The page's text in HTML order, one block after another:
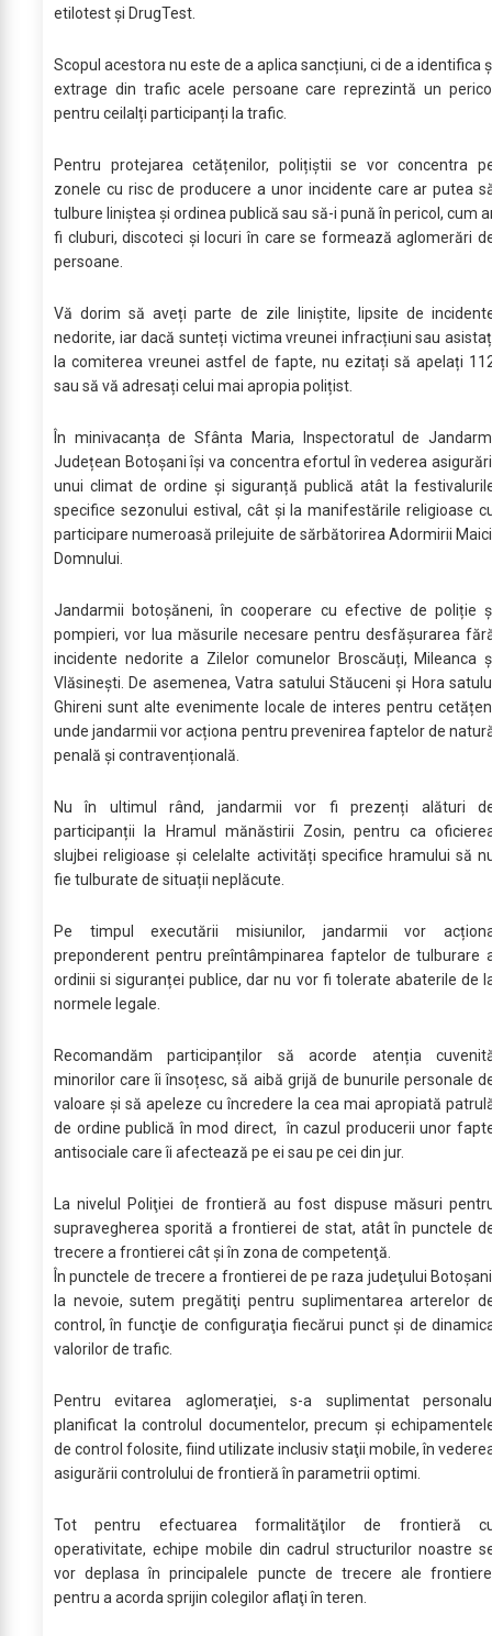
etilotest și DrugTest.
Scopul acestora nu este de a aplica sancțiuni, ci de a identifica
extrage din trafic acele persoane care reprezintă un
pentru ceilalți participanți la trafic.
Pentru protejarea cetățenilor, polițiștii se vor concentra
zonele cu risc de producere a unor incidente care ar putea
tulbure liniștea și ordinea publică sau să-i pună în pericol, cum
fi cluburi, discoteci și locuri în care se formează aglomerări
persoane.
Vă dorim să aveți parte de zile liniștite, lipsite de
nedorite, iar dacă sunteți victima vreunei infracțiuni sau
la comiterea vreunei astfel de fapte, nu ezitați să apelați
sau să vă adresați celui mai apropia polițist.
În minivacanța de Sfânta Maria, Inspectoratul de
Județean Botoșani își va concentra efortul în vederea
unui climat de ordine și siguranță publică atât la
specifice sezonului estival, cât și la manifestările religioase
participare numeroasă prilejuite de sărbătorirea Adormirii
Domnului.
Jandarmii botoșăneni, în cooperare cu efective de poliție
pompieri, vor lua măsurile necesare pentru desfășurarea
incidente nedorite a Zilelor comunelor Broscăuți, Mileanca
Vlăsinești. De asemenea, Vatra satului Stăuceni și Hora
Ghireni sunt alte evenimente locale de interes pentru
unde jandarmii vor acționa pentru prevenirea faptelor de
penală și contravențională.
Nu în ultimul rând, jandarmii vor fi prezenți alături
participanții la Hramul mănăstirii Zosin, pentru ca
slujbei religioase și celelalte activități specifice hramului să
fie tulburate de situații neplăcute.
Pe timpul executării misiunilor, jandarmii vor
preponderent pentru preîntâmpinarea faptelor de tulburare
ordinii si siguranței publice, dar nu vor fi tolerate abaterile de
normele legale.
Recomandăm participanților să acorde atenția
minorilor care îi însoțesc, să aibă grijă de bunurile personale
valoare și să apeleze cu încredere la cea mai apropiată
de ordine publică în mod direct, în cazul producerii unor
antisociale care îi afectează pe ei sau pe cei din jur.
La nivelul Poliţiei de frontieră au fost dispuse măsuri
supravegherea sporită a frontierei de stat, atât în punctele
trecere a frontierei cât şi în zona de competenţă.
În punctele de trecere a frontierei de pe raza judeţului
la nevoie, sutem pregătiţi pentru suplimentarea arterelor
control, în funcţie de configuraţia fiecărui punct şi de
valorilor de trafic.
Pentru evitarea aglomeraţiei, s-a suplimentat
planificat la controlul documentelor, precum și
de control folosite, fiind utilizate inclusiv staţii mobile, în
asigurării controlului de frontieră în parametrii optimi.
Tot pentru efectuarea formalităţilor de frontieră
operativitate, echipe mobile din cadrul structurilor noastre
vor deplasa în principalele puncte de trecere ale
pentru a acorda sprijin colegilor aflaţi în teren.